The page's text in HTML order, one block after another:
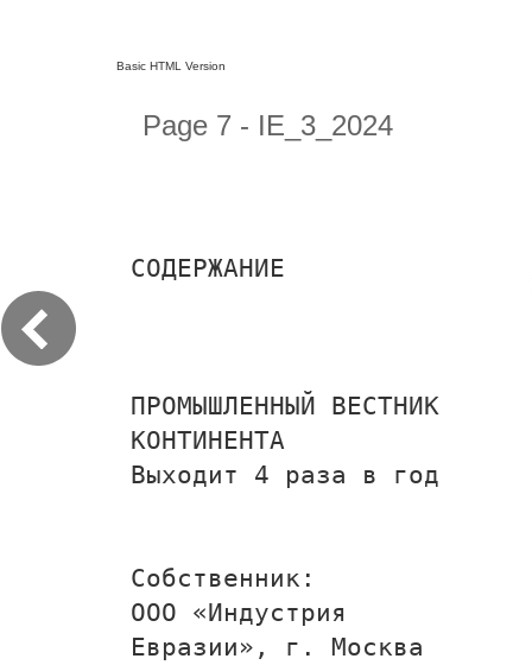
Basic HTML Version
Page 7 - IE_3_2024
СОДЕРЖАНИЕ
ПРОМЫШЛЕННЫЙ ВЕСТНИК
КОНТИНЕНТА
Выходит 4 раза в год
Собственник:
ООО «Индустрия
Евразии», г. Москва